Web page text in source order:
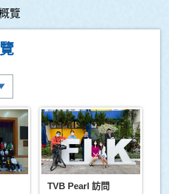
覽
TVB Pearl 訪問